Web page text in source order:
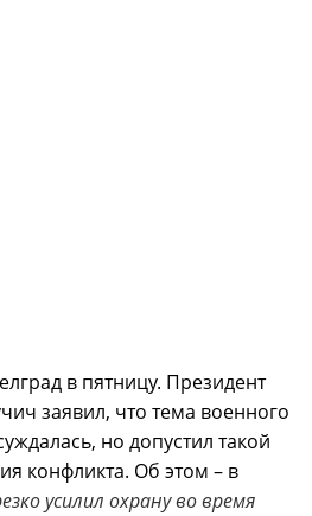
в пятницу. Президент
заявил, что тема военного
но допустил такой
конфликта. Об этом – в
усилил охрану во время